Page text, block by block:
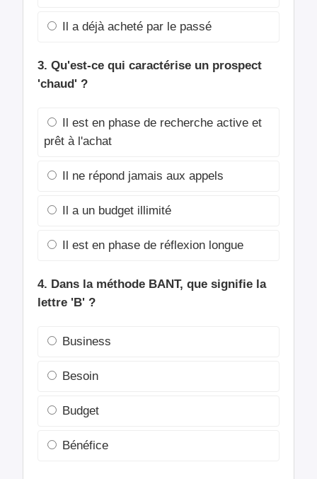
Il a déjà acheté par le passé
3. Qu'est-ce qui caractérise un prospect
'chaud' ?
Il est en phase de recherche active et
prêt à l'achat
Il ne répond jamais aux appels
Il a un budget illimité
Il est en phase de réflexion longue
4. Dans la méthode BANT, que signifie la
lettre 'B' ?
Business
Besoin
Budget
Bénéfice